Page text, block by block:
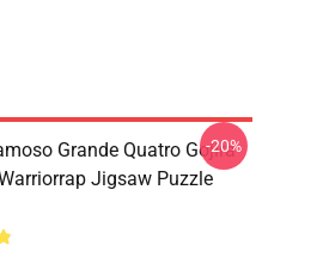
Grande Quatro Gojira
Jigsaw Puzzle
-20%